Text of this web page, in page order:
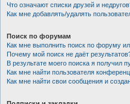
Что означают списки друзей и
Как мне добавлять/удалять
Поиск по форумам
Как мне выполнить поиск по форуму
Почему мой поиск не даёт
В результате моего поиска я получил
Как мне найти пользователя
Как мне найти свои сообщения и